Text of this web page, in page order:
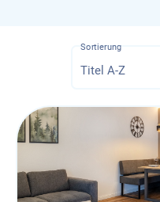
Titel A-Z
Sortierung